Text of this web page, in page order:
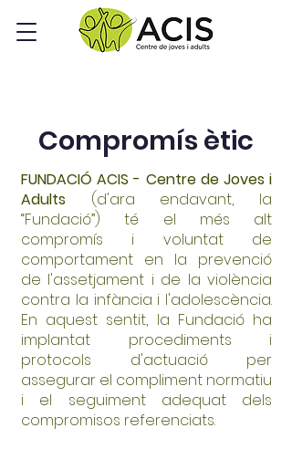
Compromís ètic
FUNDACIÓ ACIS - Centre de Joves i
Adults (d'ara endavant, la
“Fundació”) té el més alt
compromís i voluntat de
comportament en la prevenció
de l'assetjament i de la violència
contra la infància i l'adolescència.
En aquest sentit, la Fundació ha
implantat procediments i
protocols d'actuació per
assegurar el compliment normatiu
i el seguiment adequat dels
compromisos referenciats.